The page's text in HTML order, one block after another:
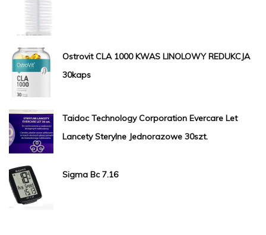
Ostrovit CLA 1000 KWAS LINOLOWY REDUKCJA
30kaps
Taidoc Technology Corporation Evercare Let
Lancety Sterylne Jednorazowe 30szt.
Sigma Bc 7.16